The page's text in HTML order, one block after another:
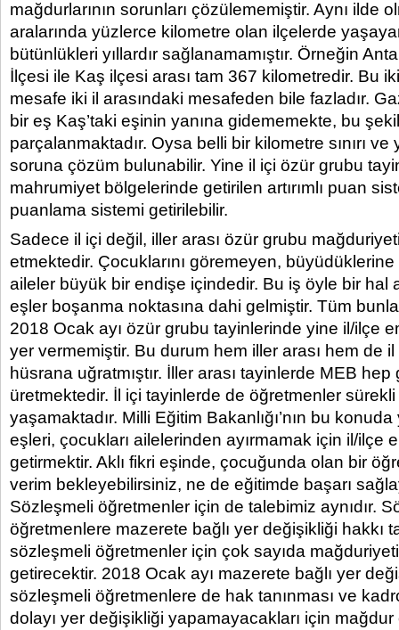
mağdurlarının sorunları çözülememiştir. Aynı ilde
aralarında yüzlerce kilometre olan ilçelerde
bütünlükleri yıllardır sağlanamamıştır. Örneğin
İlçesi ile Kaş ilçesi arası tam 367 kilometredir. Bu
mesafe iki il arasındaki mesafeden bile fazladır.
bir eş Kaş’taki eşinin yanına gidememekte, bu
parçalanmaktadır. Oysa belli bir kilometre sınırı ve
soruna çözüm bulunabilir. Yine il içi özür grubu
mahrumiyet bölgelerinde getirilen artırımlı puan
puanlama sistemi getirilebilir.
Sadece il içi değil, iller arası özür grubu
etmektedir. Çocuklarını göremeyen, büyüdüklerine
aileler büyük bir endişe içindedir. Bu iş öyle bir hal
eşler boşanma noktasına dahi gelmiştir. Tüm
2018 Ocak ayı özür grubu tayinlerinde yine il/ilçe
yer vermemiştir. Bu durum hem iller arası hem de
hüsrana uğratmıştır. İller arası tayinlerde MEB
üretmektedir. İl içi tayinlerde de öğretmenler sürekli
yaşamaktadır. Milli Eğitim Bakanlığı’nın bu
eşleri, çocukları ailelerinden ayırmamak için il/ilçe
getirmektir. Aklı fikri eşinde, çocuğunda olan bir
verim bekleyebilirsiniz, ne de eğitimde başarı
Sözleşmeli öğretmenler için de talebimiz aynıdır.
öğretmenlere mazerete bağlı yer değişikliği hakkı
sözleşmeli öğretmenler için çok sayıda
getirecektir. 2018 Ocak ayı mazerete bağlı yer
sözleşmeli öğretmenlere de hak tanınması ve
dolayı yer değişikliği yapamayacakları için